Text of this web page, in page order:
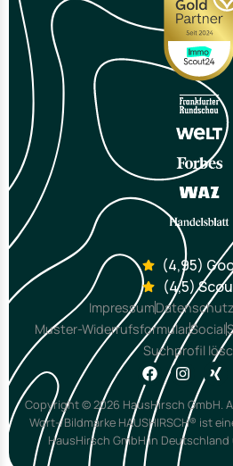
(4,95)
(4,5)
ImpressumDatenschutz
Muster-WiderrufsformularSocial
Suchprofil
Copyright © 2026 HausHirsch GmbH.
Wort-/Bildmarke HAUSHIRSCH® ist
HausHirsch GmbH in